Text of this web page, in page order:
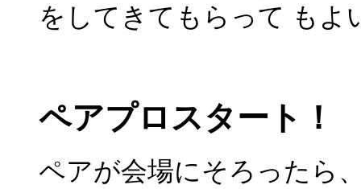
をしてきてもらって もよ
ペアプロスタート！
ペアが会場にそろったら